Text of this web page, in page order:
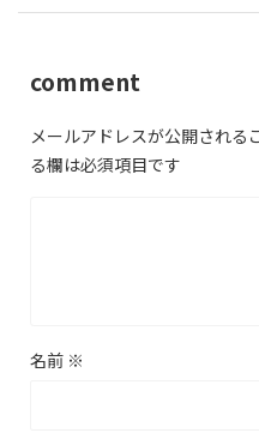
comment
メールアドレスが公開される
る欄は必須項目です
名前 ※